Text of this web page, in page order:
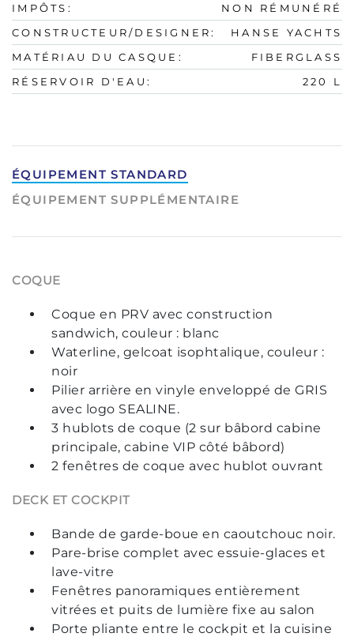
IMPÔTS:
NON RÉMUNÉRÉ
CONSTRUCTEUR/DESIGNER:
HANSE YACHTS
MATÉRIAU DU CASQUE:
FIBERGLASS
RÉSERVOIR D'EAU:
220 L
ÉQUIPEMENT STANDARD
ÉQUIPEMENT SUPPLÉMENTAIRE
COQUE
Coque en PRV avec construction
sandwich, couleur : blanc
Waterline, gelcoat isophtalique, couleur :
noir
Pilier arrière en vinyle enveloppé de GRIS
avec logo SEALINE.
3 hublots de coque (2 sur bâbord cabine
principale, cabine VIP côté bâbord)
2 fenêtres de coque avec hublot ouvrant
DECK ET COCKPIT
Bande de garde-boue en caoutchouc noir.
Pare-brise complet avec essuie-glaces et
lave-vitre
Fenêtres panoramiques entièrement
vitrées et puits de lumière fixe au salon
Porte pliante entre le cockpit et la cuisine